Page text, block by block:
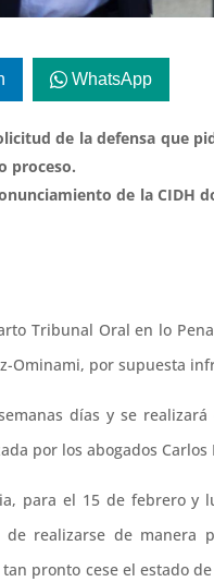
WhatsApp
de la defensa que
proceso.
de la CIDH
Tribunal Oral en lo
Ominami, por supuesta
días y se
por los abogados Carlos
para el 15 de febrero y
realizarse de manera
pronto cese el estado